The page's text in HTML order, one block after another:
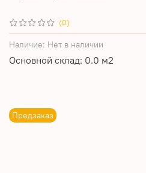
(0)
Наличие: Нет в наличии
Основной склад: 0.0 м2
Предзаказ